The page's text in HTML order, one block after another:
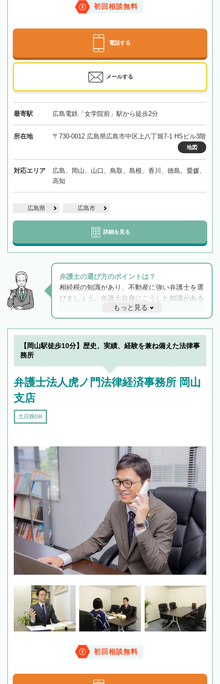
初回相談無料
電話する
メールする
最寄駅 広島電鉄「女学院前」駅から徒歩2分
所在地 〒730-0012 広島県広島市中区上八丁堀7-1 HSビル3階
地図
対応エリア
広島、岡山、山口、鳥取、島根、香川、徳島、愛媛、
高知
広島県 広島市
詳細を見る
弁護士の選び方のポイントは？
相続税の知識があり、不動産に強い弁護士を選
びましょう。弁護士自身にこうした知識がある
と他士業との連携もスムーズに進み、トラブル
解決のみならず相続をトータルで任せることが
できます。また、相続は感情がからむ分野なの
でフィーリングも重要です。実際に電話や面談
で複数の弁護士と会話をしてウマが合う方に依
もっと見る
【岡山駅徒歩10分】歴史、実績、経験を兼ね備えた法律事
務所
弁護士法人虎ノ門法律経済事務所 岡山
支店
土日祝OK
初回相談無料